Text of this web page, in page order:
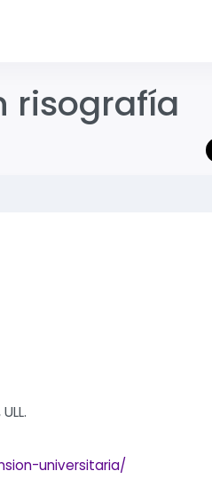
risografía
universitaria/